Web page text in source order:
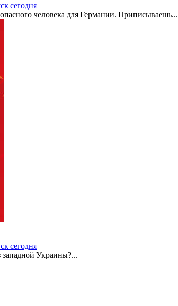
сегодня
человека для Германии. Приписываешь...
сегодня
Украины?...